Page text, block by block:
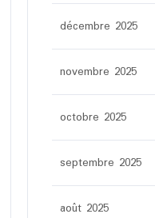
décembre 2025
novembre 2025
octobre 2025
septembre 2025
août 2025